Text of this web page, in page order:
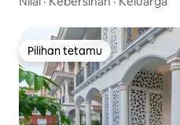
Pilihan tetamu
Pilihan tetamu